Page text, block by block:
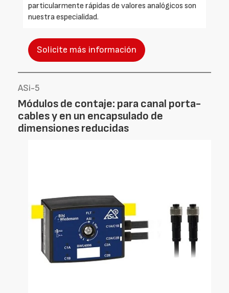
particularmente rápidas de valores analógicos son
nuestra especialidad.
Solicite más información
ASi-5
Módulos de contaje: para canal porta-
cables y en un encapsulado de
dimensiones reducidas